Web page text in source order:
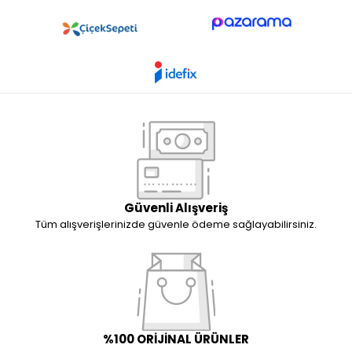
Güvenli Alışveriş
Tüm alışverişlerinizde güvenle ödeme sağlayabilirsiniz.
%100 ORİJİNAL ÜRÜNLER